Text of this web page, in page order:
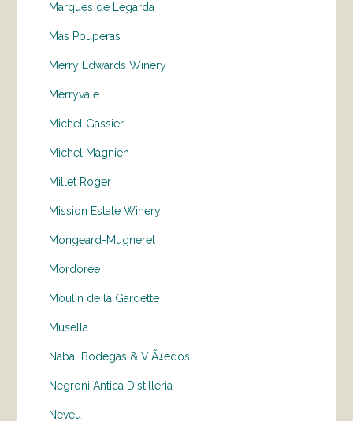
Marques de Legarda
Mas Pouperas
Merry Edwards Winery
Merryvale
Michel Gassier
Michel Magnien
Millet Roger
Mission Estate Winery
Mongeard-Mugneret
Mordoree
Moulin de la Gardette
Musella
Nabal Bodegas & ViÃ±edos
Negroni Antica Distilleria
Neveu